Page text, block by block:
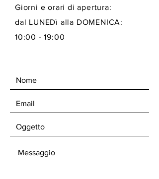
Giorni e orari di apertura:
dal LUNEDì alla DOMENICA:
10:00 - 19:00